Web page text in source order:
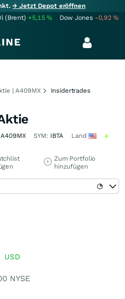
→ Jetzt Depot eröffnen
(Brent) +5,15% Dow Jones -0,92%
| A409MX Insidertrades
A409MX SYM: IBTA Land
Zum Portfolio
hinzufügen
USD
NYSE